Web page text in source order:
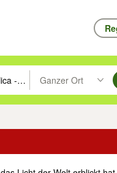
nach oben/unten
Eingabetaste drücken
Ganzer Ort
Suche im Umkreis